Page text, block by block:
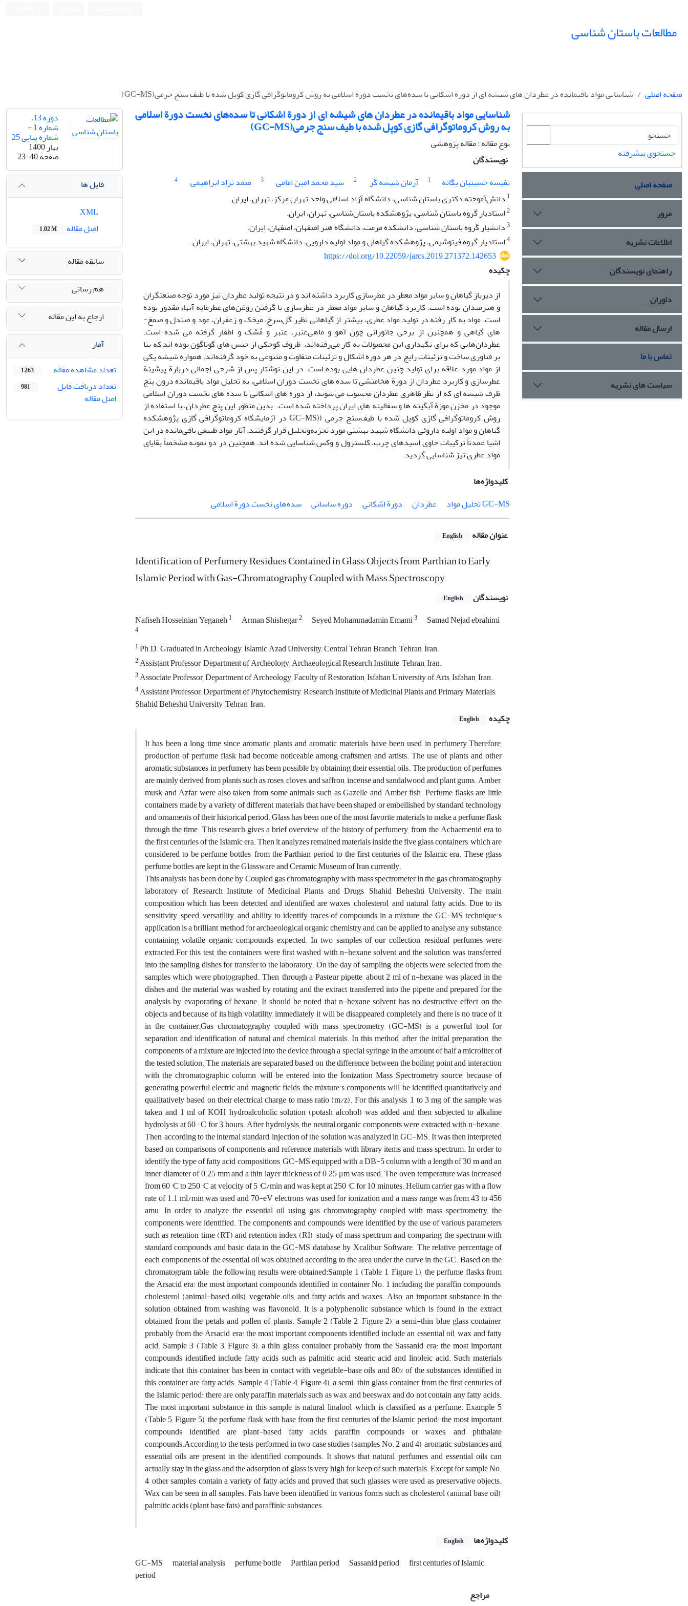
مطالعات باستان شناسی
صفحه اصلی شناسایی مواد باقیمانده در عطردان های شیشه ای از دورة اشکانی تا سده‌های نخست دورة اسلامی به روش کروماتوگرافی گازی کوپل شده با طیف سنج جرمی(GC-MS)
شناسایی مواد باقیمانده در عطردان های شیشه ای از دورة اشکانی تا سده‌های نخست دورة اسلامی
به روش کروماتوگرافی گازی کوپل شده با طیف سنج جرمی(GC-MS)
نوع مقاله : مقاله پژوهشی
نویسندگان
نفیسه حسینیان یگانه
1 آرمان شیشه گر 2 سید محمد امین امامی 3 صمد نژاد ابراهیمی
4
1 دانش‌آموخته دکتری باستان شناسی، دانشگاه آزاد اسلامی واحد تهران مرکز، تهران، ایران.
2استادیار گروه باستان شناسی، پژوهشکده باستان‌شناسی، تهران، ایران.
3دانشیار گروه باستان شناسی، دانشکده مرمت، دانشگاه هنر اصفهان، اصفهان، ایران.
4استادیار گروه فیتوشیمی، پژوهشکده گیاهان و مواد اولیه دارویی، دانشگاه شهید بهشتی، تهران، ایران.
https://doi.org/10.22059/jarcs.2019.271372.142653
چکیده
از دیرباز گیاهان و سایر مواد معطر در عطرسازی کاربرد داشته­ اند و در نتیجه ‌تولید عطردان نیز مورد توجه صنعتگران
و هنرمندان بوده است. کاربرد گیاهان و سایر مواد معطر در عطرسازی‌ با گرفتن‌ روغن‌های عطرمایه‌ آنها، مقدور بوده‌
است. مواد به کار رفته در تولید مواد عطری، بیشتر از گیاهانی نظیر گل‌سرخ، میخک و زعفران‌، عود و صندل و صمغ­
های گیاهی و همچنین از برخی جانورانی چون آهو و ماهی‌عنبر، عنبر و مُشک و اظفار گرفته می­ شده است.
عطردان‌هایی که برای نگهداری این محصولات به کار می‌رفته‌اند، ظروف کوچکی از جنس­ های گوناگون بوده ­اند که بنا
بر فناوری ساخت و تزئینات رایج در هر دوره اشکال و تزئینات متفاوت و متنوعی به خود گرفته‌اند. همواره شیشه یکی
از مواد مورد علاقه برای تولید چنین عطردان­ هایی بوده است. در این نوشتار پس از شرحی اجمالی دربارة پیشینة
عطرسازی و کاربرد عطردان از دورة هخامنشی تا سده­ های نخست دوران اسلامی، به تحلیل مواد باقیمانده درون پنج
ظرف شیشه­ ای که از نظر ظاهری عطردان محسوب می­ شوند، از دوره­ های اشکانی تا سده­ های نخست دوران اسلامی
موجود در مخزن موزة آبگینه­ ها و سفالینه­ های ایران پرداخته شده است. بدین منظور این پنج عطردان، با استفاده از
روش کروماتوگرافی گازی کوپل شده با طیف‌سنج جرمی ((GC-MS در آزمایشگاه کروماتوگرافی گازی پژوهشکده
گیاهان و مواد اولیه داروئی دانشگاه شهید بهشتی مورد تجزیه‌وتحلیل قرار گرفتند. آثار مواد طبیعی باقی‌مانده در این
اشیا عمدتاً ترکیبات حاوی اسیدهای چرب، کلسترول و وکس شناسایی شده­ اند. همچنین در دو نمونه مشخصاً بقایای
مواد عطری نیز شناسایی گردید.
کلیدواژه‌ها
GC-MS تحلیل مواد
عطردان دورة اشکانی دوره ساسانی سده‌های نخست دورة اسلامی
عنوان مقاله English
Identification of Perfumery Residues Contained in Glass Objects from Parthian to Early
Islamic Period with Gas-Chromatography Coupled with Mass Spectroscopy
نویسندگان English
Nafiseh Hosseinian Yeganeh1 Arman Shishegar2 Seyed Mohammadamin Emami3 Samad Nejad ebrahimi
4
1Ph.D. Graduated in Archeology, Islamic Azad University, Central Tehran Branch, Tehran, Iran.
2Assistant Professor, Department of Archeology, Archaeological Research Institute, Tehran, Iran.
3Associate Professor, Department of Archeology, Faculty of Restoration, Isfahan University of Arts, Isfahan, Iran.
4Assistant Professor, Department of Phytochemistry, Research Institute of Medicinal Plants and Primary Materials,
Shahid Beheshti University, Tehran, Iran.
چکیده
English
It has been a long time since aromatic plants and aromatic materials have been used in perfumery.Therefore,
production of perfume flask had become noticeable among craftsmen and artists. The use of plants and other
aromatic substances in perfumery has been possible by obtaining their essential oils. The production of perfumes
are mainly derived from plants such as roses, cloves and saffron, incense and sandalwood and plant gums. Amber,
musk and Azfar were also taken from some animals such as Gazelle and Amber fish. Perfume flasks are little
containers made by a variety of different materials that have been shaped or embellished by standard technology
and ornaments of their historical period. Glass has been one of the most favorite materials to make a perfume flask
through the time. This research gives a brief overview of the history of perfumery, from the Achaemenid era to
the first centuries of the Islamic era. Then it analyzes remained materials inside the five glass containers, which are
considered to be perfume bottles, from the Parthian period to the first centuries of the Islamic era. These glass
perfume bottles are kept in the Glassware and Ceramic Museum of Iran currently.
This analysis has been done by Coupled gas chromatography with mass spectrometer in the gas chromatography
laboratory of Research Institute of Medicinal Plants and Drugs, Shahid Beheshti University. The main
composition which has been detected and identified are waxes, cholesterol, and natural fatty acids. Due to its
sensitivity, speed, versatility, and ability to identify traces of compounds in a mixture, the GC-MS technique's
application is a brilliant method for archaeological organic chemistry and can be applied to analyse any substance
containing volatile organic compounds expected. In two samples of our collection, residual perfumes were
extracted.For this test, the containers were first washed with n-hexane solvent and the solution was transferred
into the sampling dishes for transfer to the laboratory. On the day of sampling, the objects were selected from the
samples which were photographed. Then, through a Pasteur pipette, about 2 ml of n-hexane was placed in the
dishes and the material was washed by rotating and the extract transferred into the pipette and prepared for the
analysis by evaporating of hexane. It should be noted that n-hexane solvent has no destructive effect on the
objects and because of its high volatility, immediately it will be disappeared completely and there is no trace of it
in the container.Gas chromatography coupled with mass spectrometry (GC-MS) is a powerful tool for
separation and identification of natural and chemical materials. In this method, after the initial preparation, the
components of a mixture are injected into the device through a special syringe in the amount of half a microliter of
the tested solution. The materials are separated based on the difference between the boiling point and interaction
with the chromatographic column, will be entered into the Ionization Mass Spectrometry source, because of
generating powerful electric and magnetic fields, the mixture’s components will be identified quantitatively and
qualitatively based on their electrical charge to mass ratio (m/z). For this analysis, 1 to 3 mg of the sample was
taken and 1 ml of KOH hydroalcoholic solution (potash alcohol) was added and then subjected to alkaline
hydrolysis at 60 ° C for 3 hours. After hydrolysis, the neutral organic components were extracted with n-hexane.
Then, according to the internal standard, injection of the solution was analyzed in GC-MS. It was then interpreted
based on comparisons of components and reference materials with library items and mass spectrum. In order to
identify the type of fatty acid compositions, GC-MS equipped with a DB-5 column with a length of 30 m and an
inner diameter of 0.25 mm and a thin layer thickness of 0.25 μm was used. The oven temperature was increased
from 60 °C to 250 °C at velocity of 5 °C/min and was kept at 250 °C for 10 minutes. Helium carrier gas with a flow
rate of 1.1 ml/min was used and 70-eV electrons was used for ionization and a mass range was from 43 to 456
amu. In order to analyze the essential oil using gas chromatography coupled with mass spectrometry, the
components were identified. The components and compounds were identified by the use of various parameters
such as retention time (RT) and retention index (RI), study of mass spectrum and comparing the spectrum with
standard compounds and basic data in the GC-MS database by Xcalibur Software. The relative percentage of
each components of the essential oil was obtained according to the area under the curve in the GC. Based on the
chromatogram table, the following results were obtained:Sample 1 (Table 1, Figure 1), the perfume flasks from
the Arsacid era: the most important compounds identified in container No. 1 including the paraffin compounds,
cholesterol (animal-based oils), vegetable oils, and fatty acids and waxes. Also, an important substance in the
solution obtained from washing was flavonoid. It is a polyphenolic substance which is found in the extract
obtained from the petals and pollen of plants. Sample 2 (Table 2, Figure 2), a semi-thin blue glass container,
probably from the Arsacid era: the most important components identified include an essential oil, wax and fatty
acid. Sample 3 (Table 3, Figure 3), a thin glass container probably from the Sassanid era: the most important
compounds identified include fatty acids such as palmitic acid, stearic acid and linoleic acid. Such materials
indicate that this container has been in contact with vegetable-base oils and 80% of the substances identified in
this container are fatty acids. Sample 4 (Table 4, Figure 4), a semi-thin glass container from the first centuries of
the Islamic period: there are only paraffin materials such as wax and beeswax and do not contain any fatty acids.
The most important substance in this sample is natural linalool, which is classified as a perfume. Example 5
(Table 5, Figure 5), the perfume flask with base from the first centuries of the Islamic period: the most important
compounds identified are plant-based fatty acids, paraffin compounds or waxes, and phthalate
compounds.According to the tests performed in two case studies (samples No. 2 and 4), aromatic substances and
essential oils are present in the identified compounds. It shows that natural perfumes and essential oils can
actually stay in the glass and the adsorption of glass is very high for keep of such materials. Except for sample No.
4, other samples contain a variety of fatty acids and proved that such glasses were used as preservative objects.
Wax can be seen in all samples. Fats have been identified in various forms such as cholesterol (animal base oil),
palmitic acids (plant base fats) and paraffinic substances.
کلیدواژه‌ها English
GC-MS material analysis perfume bottle Parthian period Sassanid period
first centuries of Islamic
period
مراجع
دوره 13،
شماره 1 -
شماره پیاپی 25
بهار 1400
صفحه23-40
فایل ها
اصل مقاله
1.02 M
سابقه مقاله
هم رسانی
ارجاع به این مقاله
آمار
تعداد مشاهده مقاله
1,263
تعداد دریافت فایل
اصل مقاله
981
جستجوی پیشرفته
صفحه اصلی
مرور
اطلاعات نشریه
راهنمای نویسندگان
داوران
ارسال مقاله
تماس با ما
سیاست های نشریه